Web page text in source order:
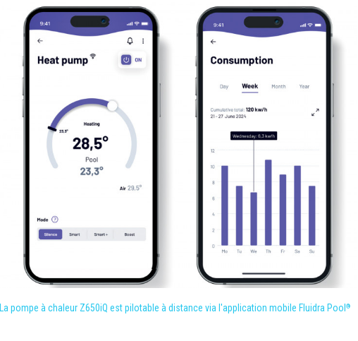
La pompe à chaleur Z650iQ est pilotable à distance via l'application mobile Fluidra Pool ®